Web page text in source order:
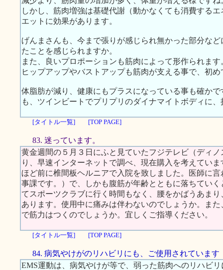
しかし、筋肉増強は基礎代謝（動かなくても消費する
エットに効果があります。
げんまさんも、今まで張りが感じられ無かった部分な
たことを感じられますか。
また、良いプロポーションも筋肉によって形作られます
ヒップアップやバストアップも筋肉が支える事で、初
体脂肪が減り、健康にもプラスになっている事も確か
も、ツインビートでプリプリのダイナマイトボディに
[タイトル一覧] [TOP PAGE]
83. 迷っています。
黄金週間の５月３日にふと見ていたフジテレビ（ディ
り、早速インターネットで調べ、現在購入を考えてい
ほど前に椎間板ヘルニアで入院を致しました。医師に
事課です。）で、しかも腹筋が年齢とともに落ちてい
てスポーツクラブに行く時間もなく、腰をかばうあま
あります。使用中に痛みは伴わないのでしょうか。ま
で筋力はつくのでしょうか。宜しくご指導ください。
[タイトル一覧] [TOP PAGE]
84. 病気やけがのリハビリにも、ご使用されています
EMS運動は、病気やけが等で、弱った筋肉へのリハビ